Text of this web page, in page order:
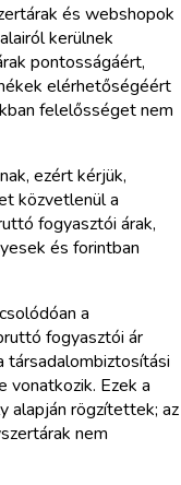
és webshopok
kerülnek
pontosságáért,
elérhetőségéért
felelősséget nem
ezért kérjük,
közvetlenül a
fogyasztói árak,
és forintban
a
fogyasztói ár
társadalombiztosítási
Ezek a
alapján rögzítettek; az
nem